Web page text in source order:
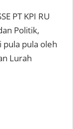
PT KPI RU
Politik,
pula pula oleh
Lurah